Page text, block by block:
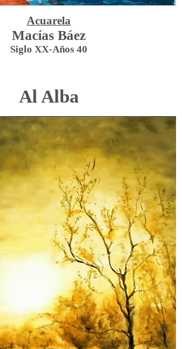
Acuarela
Macías Báez
Siglo XX-Años 40
Al Alba